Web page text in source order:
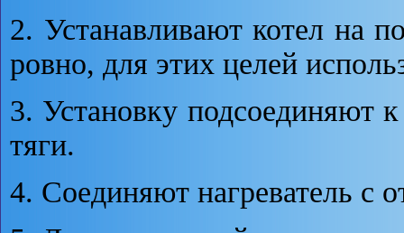
2. Устанавливают котел на
ровно, для этих целей
3. Установку подсоединяют
тяги.
4. Соединяют нагреватель с